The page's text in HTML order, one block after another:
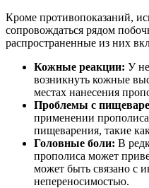
Кроме противопоказаний,
сопровождаться рядом
распространенные из них
Кожные реакции: У
возникнуть кожные
местах нанесения
Проблемы с
применении
пищеварения, такие
Головные боли: В
прополиса может
может быть связано с
непереносимостью.